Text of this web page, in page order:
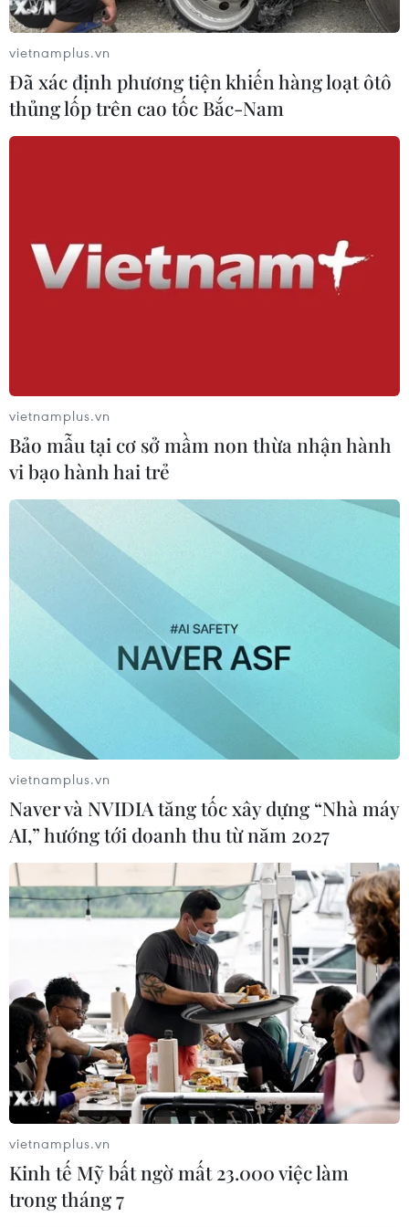
#Hà Nội #Điều chỉnh giờ học
#Giảm ùn tắc
TP. Hà Nội
TIN CÙNG CHUYÊN MỤC
Cảnh sát giao thông triển khai chiến
dịch nâng cao kỹ năng lái xe môtô, xe
gắn máy
07/08/2026 14:37
Tháng 12/2026 hoàn thành mở rộng
đoạn cao tốc Thành phố Hồ Chí
Minh-Long Thành
07/08/2026 10:29
Lào Cai: Đứt gãy 30m đường
tỉnh 161 sau mưa lớn, giao thông bị
chia cắt
07/08/2026 10:08
Đã xác định phương tiện khiến hàng
loạt ôtô thủng lốp trên cao tốc Bắc-
Nam
07/08/2026 10:03
Xe khách lao xuống hố sâu bên
đường, 18 hành khách thoát nạn
07/08/2026 08:39
vietnamplus.vn
Đã xác định phương tiện khiến hàng loạt ôtô
thủng lốp trên cao tốc Bắc-Nam
vietnamplus.vn
Bảo mẫu tại cơ sở mầm non thừa nhận hành
vi bạo hành hai trẻ
vietnamplus.vn
Naver và NVIDIA tăng tốc xây dựng “Nhà máy
AI,” hướng tới doanh thu từ năm 2027
vietnamplus.vn
Kinh tế Mỹ bất ngờ mất 23.000 việc làm
trong tháng 7